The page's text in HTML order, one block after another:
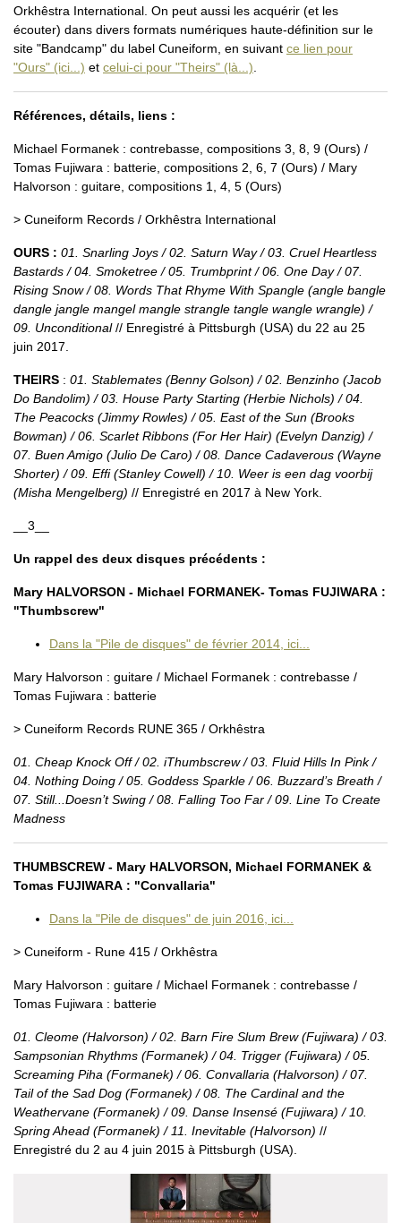
Orkhêstra International. On peut aussi les acquérir (et les
écouter) dans divers formats numériques haute-définition sur le
site "Bandcamp" du label Cuneiform, en suivant ce lien pour
"Ours" (ici...) et celui-ci pour "Theirs" (là...)
Références, détails, liens :
Michael Formanek : contrebasse, compositions 3, 8, 9 (Ours) /
Tomas Fujiwara : batterie, compositions 2, 6, 7 (Ours) / Mary
Halvorson : guitare, compositions 1, 4, 5 (Ours)
> Cuneiform Records / Orkhêstra International
OURS : 01. Snarling Joys / 02. Saturn Way / 03. Cruel Heartless
Bastards / 04. Smoketree / 05. Trumbprint / 06. One Day / 07.
Rising Snow / 08. Words That Rhyme With Spangle (angle bangle
dangle jangle mangel mangle strangle tangle wangle wrangle) /
09. Unconditional// Enregistré à Pittsburgh (USA) du 22 au 25
juin 2017.
THEIRS : 01. Stablemates (Benny Golson) / 02. Benzinho (Jacob
Do Bandolim) / 03. House Party Starting (Herbie Nichols) / 04.
The Peacocks (Jimmy Rowles) / 05. East of the Sun (Brooks
Bowman) / 06. Scarlet Ribbons (For Her Hair) (Evelyn Danzig) /
07. Buen Amigo (Julio De Caro) / 08. Dance Cadaverous (Wayne
Shorter) / 09. Effi (Stanley Cowell) / 10. Weer is een dag voorbij
(Misha Mengelberg) // Enregistré en 2017 à New York.
__3__
Un rappel des deux disques précédents :
Mary HALVORSON - Michael FORMANEK- Tomas FUJIWARA :
"Thumbscrew"
Dans la "Pile de disques" de février 2014, ici...
Mary Halvorson : guitare / Michael Formanek : contrebasse /
Tomas Fujiwara : batterie
> Cuneiform Records RUNE 365 / Orkhêstra
01. Cheap Knock Off / 02. iThumbscrew / 03. Fluid Hills In Pink /
04. Nothing Doing / 05. Goddess Sparkle / 06. Buzzard’s Breath /
07. Still...Doesn’t Swing / 08. Falling Too Far / 09. Line To Create
Madness
THUMBSCREW - Mary HALVORSON, Michael FORMANEK &
Tomas FUJIWARA : "Convallaria"
Dans la "Pile de disques" de juin 2016, ici...
> Cuneiform - Rune 415 / Orkhêstra
Mary Halvorson : guitare / Michael Formanek : contrebasse /
Tomas Fujiwara : batterie
01. Cleome (Halvorson) / 02. Barn Fire Slum Brew (Fujiwara) / 03.
Sampsonian Rhythms (Formanek) / 04. Trigger (Fujiwara) / 05.
Screaming Piha (Formanek) / 06. Convallaria (Halvorson) / 07.
Tail of the Sad Dog (Formanek) / 08. The Cardinal and the
Weathervane (Formanek) / 09. Danse Insensé (Fujiwara) / 10.
Spring Ahead (Formanek) / 11. Inevitable (Halvorson) //
Enregistré du 2 au 4 juin 2015 à Pittsburgh (USA).